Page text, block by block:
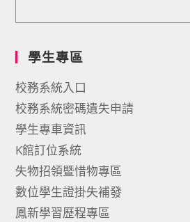
學生專區
校務系統入口
校務系統密碼遺失申請
學生專車資訊
K館訂位系統
失物招領暨惜物專區
數位學生證掛失補發
鳳新學習歷程專區